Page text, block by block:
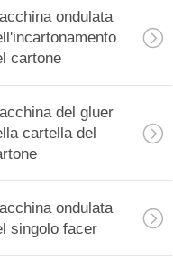
ondulata
cartone
del gluer
cartella del
ondulata
singolo facer